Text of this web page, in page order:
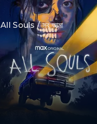
All Souls / সব আত্মা